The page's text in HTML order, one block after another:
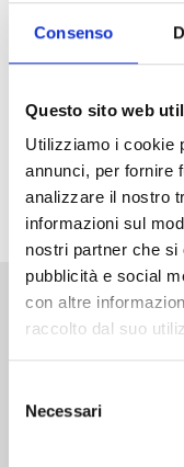
Consenso
Questo sito web
Utilizziamo i cookie
annunci, per fornire
analizzare il nostro
informazioni sul
nostri partner che si
pubblicità e social
con altre
raccolto dal suo
delNecessari
Shonen Jump,
Non perdetevi il
versione Limited
arricchita da
acrilico in allegato!
Altri